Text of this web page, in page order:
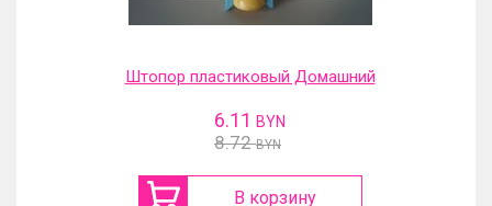
Штопор пластиковый Домашний
6.11 BYN
8.72 BYN
В корзину